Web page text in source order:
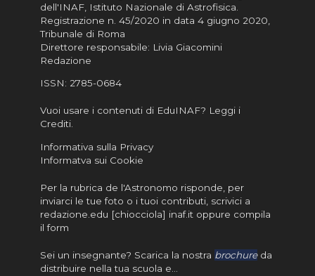
dell'INAF, Istituto Nazionale di Astrofisica
Registrazione n. 45/2020 in data 4 giugno 2020,
Tribunale di Roma
Direttore responsabile: Livia Giacomini
Redazione
ISSN: 2785-0684
Vuoi usare i contenuti di EduINAF? Leggi i
Crediti.
Informativa sulla Privacy
Informatva sui Cookie
Per la rubrica de l'Astronomo risponde, per
inviarci le tue foto o i tuoi contributi, scrivici a
redazione.edu [chiocciola] inaf.it oppure compila
il form
Sei un insegnante? Scarica la nostra brochureda
distribuire nella tua scuola e…